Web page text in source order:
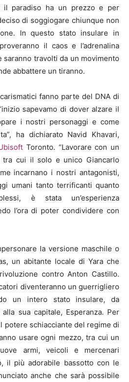
il paradiso ha un prezzo e per
di soggiogare chiunque non
In questo stato insulare in
il caos e l’adrenalina
travolti da un movimento
abbattere un tiranno.
fanno parte del DNA di
sapevamo di dover alzare il
i nostri personaggi e come
ha dichiarato Navid Khavari,
Toronto. “Lavorare con un
cui il solo e unico Giancarlo
incarnano i nostri antagonisti,
umani tanto terrificanti quanto
è stata un’esperienza
l’ora di poter condividere con
la versione maschile o
un abitante locale di Yara che
contro Anton Castillo.
diventeranno un guerrigliero
un intero stato insulare, da
sua capitale, Esperanza. Per
potere schiacciante del regime di
usare ogni mezzo, tra cui un
armi, veicoli e mercenari
il più adorabile bassotto con le
anche che sarà possibile